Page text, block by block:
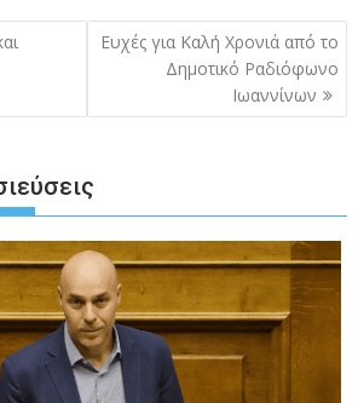
Ευχές για Καλή Χρονιά από το
Δημοτικό Ραδιόφωνο
Ιωαννίνων